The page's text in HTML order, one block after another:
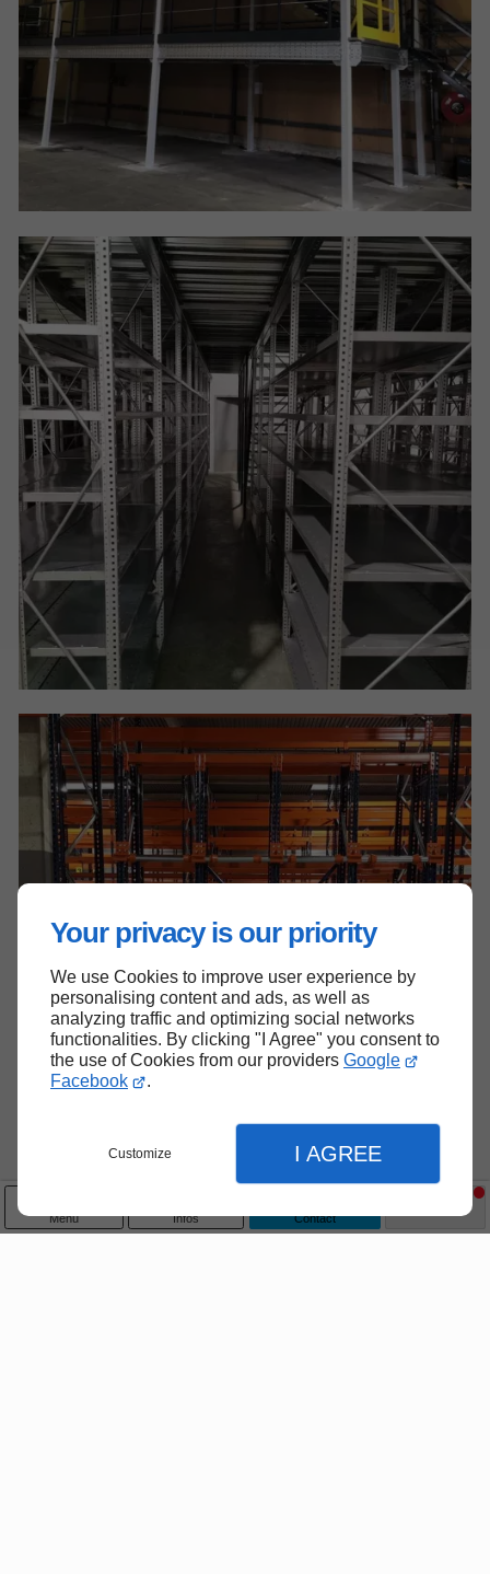
Your privacy is our priority
We use Cookies to improve user experience by
personalising content and ads, as well as
analyzing traffic and optimizing social networks
functionalities. By clicking "I Agree" you consent to
the use of Cookies from our providers Google
Facebook
.
Customize I AGREE
Menu Infos Contact